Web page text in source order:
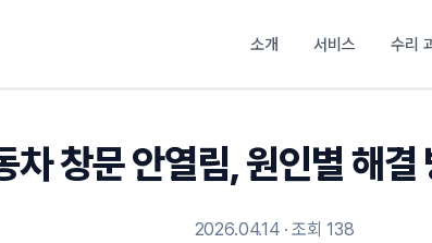
소개 서비스 수리
차 창문 안열림, 원인별 해결
2026.04.14 · 조회 138